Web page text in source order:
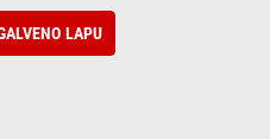
LAPU